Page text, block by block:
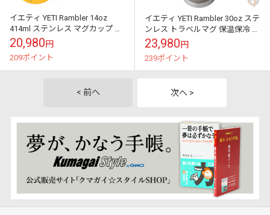
イエティ YETI Rambler 14oz
414ml ステンレス マグカップ マ
グスライダー蓋付き アルパイン
イエロー 送料無...
20,980円
209ポイント
イエティ YETI Rambler 30oz ステ
ンレス トラベルマグ 保温保冷 真
空断熱 蓋つき シャープテールト
ープ 送料無料
23,980円
239ポイント
< 前へ 次へ >